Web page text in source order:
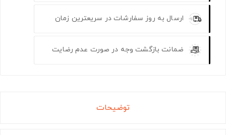
ارسال به روز سفارشات در سریعترین زمان
ضمانت بازگشت وجه در صورت عدم رضایت
توضیحات